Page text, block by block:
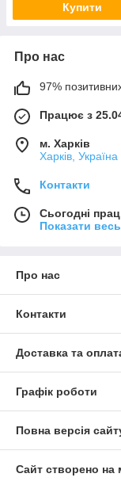
Купити
Про нас
97% позитивних
Працює з
м. Харків
Харків, Україна
Контакти
Сьогодні
Показати
Про нас
Контакти
Доставка та
Графік роботи
Повна версія
Сайт створено на